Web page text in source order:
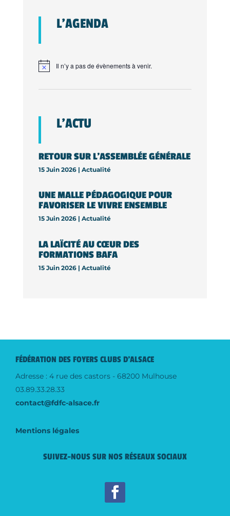
L’AGENDA
Il n’y a pas de évènements à venir.
L’ACTU
RETOUR SUR L’ASSEMBLÉE GÉNÉRALE
15 Juin 2026 | Actualité
UNE MALLE PÉDAGOGIQUE POUR
FAVORISER LE VIVRE ENSEMBLE
15 Juin 2026 | Actualité
LA LAÏCITÉ AU CŒUR DES
FORMATIONS BAFA
15 Juin 2026 | Actualité
FÉDÉRATION DES FOYERS CLUBS D'ALSACE
Adresse : 4 rue des castors - 68200 Mulhouse
03.89.33.28.33
contact@fdfc-alsace.fr
Mentions légales
SUIVEZ-NOUS SUR NOS RÉSEAUX SOCIAUX